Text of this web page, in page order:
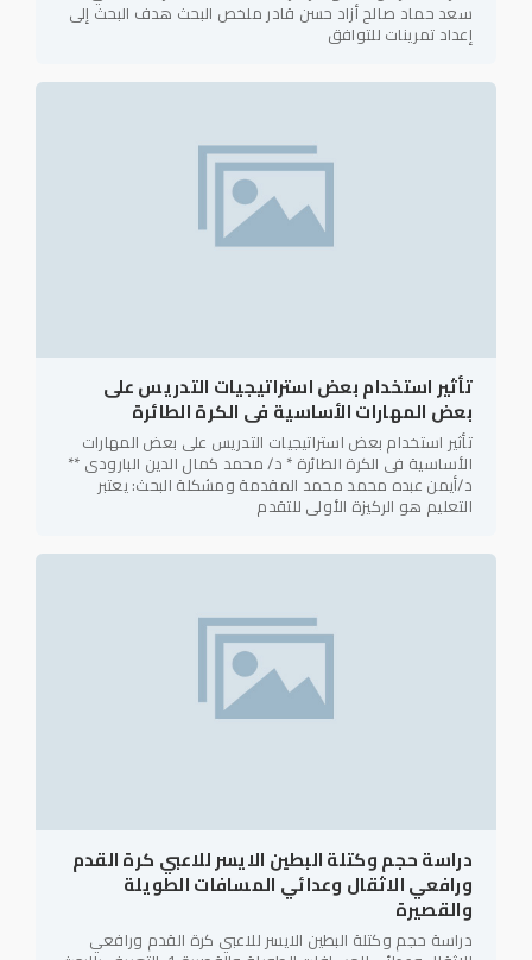
سعد حماد صالح أزاد حسن قادر ملخص البحث هدف البحث إلى
إعداد تمرينات للتوافق
تأثير استخدام بعض استراتيجيات التدريس على
بعض المهارات الأساسية فى الكرة الطائرة
تأثير استخدام بعض استراتيجيات التدريس على بعض المهارات
الأساسية فى الكرة الطائرة * د/ محمد كمال الدين البارودى **
د/أيمن عبده محمد محمد المقدمة ومشكلة البحث: يعتبر
التعليم هو الركيزة الأولى للتقدم
دراسة حجم وكتلة البطين الايسر للاعبي كرة القدم
ورافعي الاثقال وعدائي المسافات الطويلة
والقصيرة
دراسة حجم وكتلة البطين الايسر للاعبي كرة القدم ورافعي